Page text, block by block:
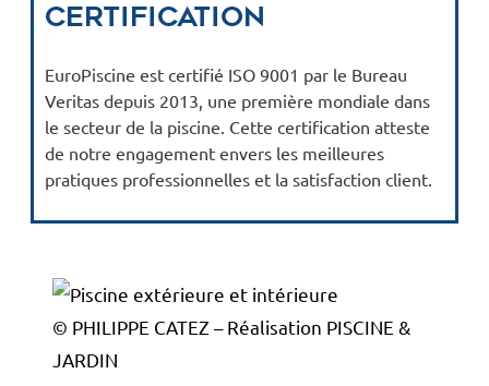
Certification
EuroPiscine est certifié ISO 9001 par le Bureau
Veritas depuis 2013, une première mondiale dans
le secteur de la piscine. Cette certification atteste
de notre engagement envers les meilleures
pratiques professionnelles et la satisfaction client.
© PHILIPPE CATEZ – Réalisation PISCINE &
JARDIN